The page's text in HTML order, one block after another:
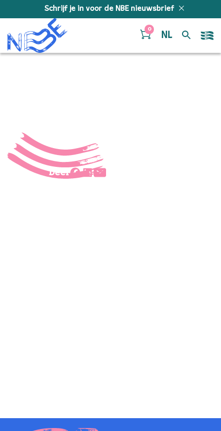
Schrijf je in voor de NBE nieuwsbrief
0
NL
Deel